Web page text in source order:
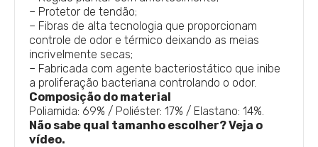
– Protetor de tendão;
– Fibras de alta tecnologia que proporcionam
controle de odor e térmico deixando as meias
incrivelmente secas;
– Fabricada com agente bacteriostático que inibe
a proliferação bacteriana controlando o odor.
Composição do material
Poliamida: 69% / Poliéster: 17% / Elastano: 14%.
Não sabe qual tamanho escolher? Veja o
vídeo.